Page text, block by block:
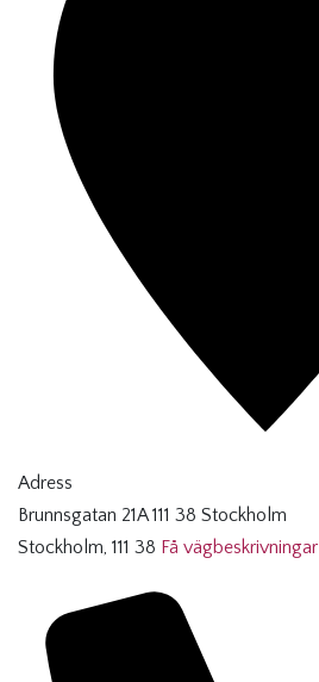
Adress
Brunnsgatan 21A 111 38 Stockholm
Stockholm, 111 38 Få vägbeskrivningar